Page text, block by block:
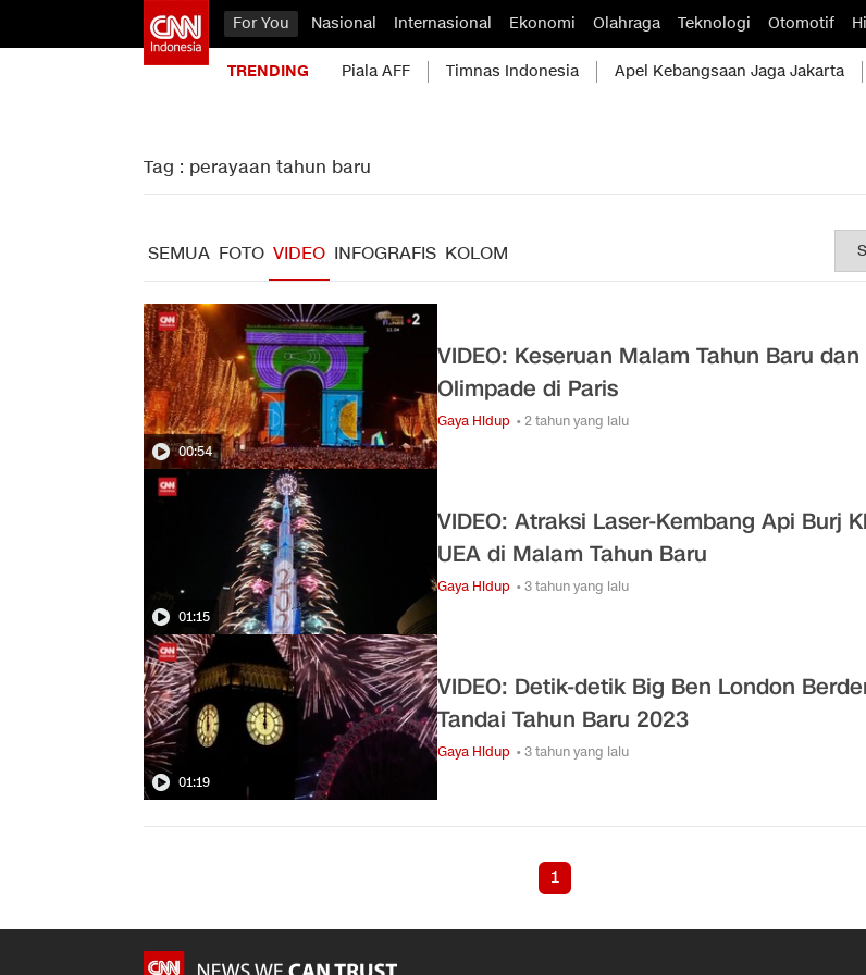
For You Nasional Internasional Ekonomi Olahraga Teknologi Otomotif
TRENDING Piala AFF Timnas Indonesia Apel Kebangsaan Jaga Jakarta
Tag : perayaan tahun baru
SEMUA FOTO VIDEO INFOGRAFIS KOLOM
00:54
VIDEO: Keseruan Malam Tahun Baru
Olimpade di Paris
Gaya Hidup • 2 tahun yang lalu
01:15
VIDEO: Atraksi Laser-Kembang Api Burj
UEA di Malam Tahun Baru
Gaya Hidup • 3 tahun yang lalu
01:19
VIDEO: Detik-detik Big Ben London
Tandai Tahun Baru 2023
Gaya Hidup • 3 tahun yang lalu
1